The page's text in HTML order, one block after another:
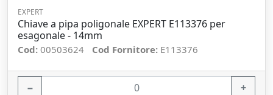
EXPERT
Chiave a pipa poligonale EXPERT E113376 per
esagonale - 14mm
Cod: 00503624 Cod Fornitore: E113376
− +